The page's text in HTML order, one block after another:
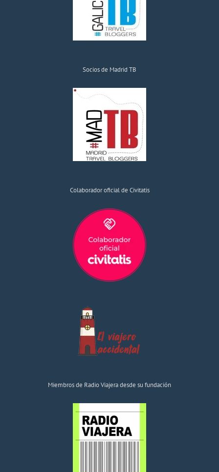
Socios de Madrid TB
Colaborador oficial de Civitatis
Miembros de Radio Viajera desde su fundación